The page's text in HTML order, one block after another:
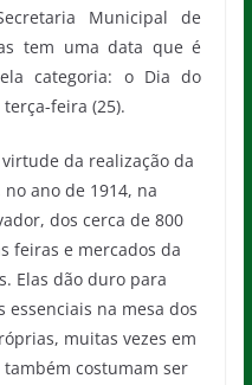
Municipal de
tem uma data que é
categoria: o Dia do
feira (25).
da realização da
ano de 1914, na
dos cerca de 800
feiras e mercados da
Elas dão duro para
na mesa dos
muitas vezes em
costumam ser